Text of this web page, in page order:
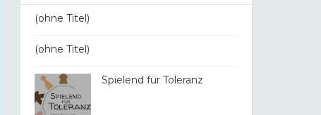
(ohne Titel)
(ohne Titel)
Spielend für Toleranz